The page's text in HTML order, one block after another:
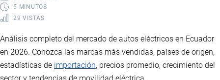
NACIONALES
5 MINUTOS
29 VISTAS
Análisis completo del mercado de autos eléctricos en Ecuador
en 2026. Conozca las marcas más vendidas, países de origen,
estadísticas de importación, precios promedio, crecimiento del